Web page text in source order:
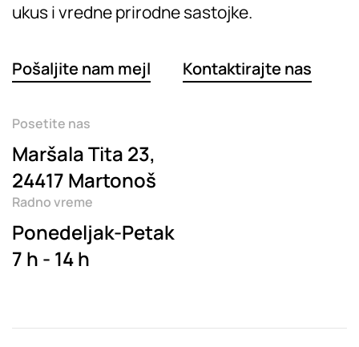
ukus i vredne prirodne sastojke.
Pošaljite nam mejl Kontaktirajte nas
Posetite nas
Maršala Tita 23,
24417 Martonoš
Radno vreme
Ponedeljak-Petak
7 h - 14 h